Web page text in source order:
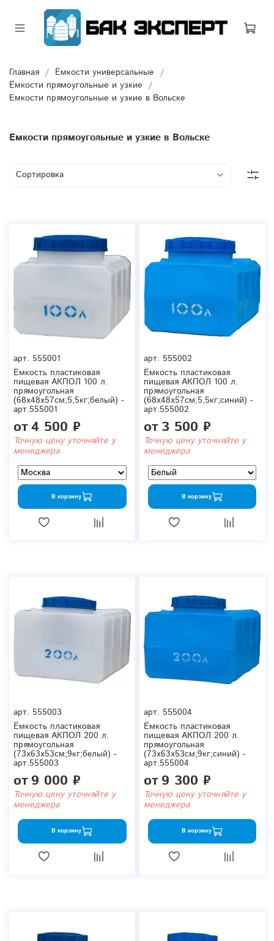
Главная
Ёмкости универсальные
Ёмкости прямоугольные и узкие
Емкости прямоугольные и узкие в Вольске
Емкости прямоугольные и узкие в Вольске
арт. 555001
Ёмкость пластиковая
пищевая АКПОЛ 100 л.
прямоугольная
(68x48x57см;5,5кг;белый) -
арт.555001
от4 500 ₽
Точную цену уточняйте у
менеджера
В корзину
арт. 555002
Ёмкость пластиковая
пищевая АКПОЛ 100 л.
прямоугольная
(68x48x57см;5,5кг;синий) -
арт.555002
от3 500 ₽
Точную цену уточняйте у
менеджера
В корзину
арт. 555003
Ёмкость пластиковая
пищевая АКПОЛ 200 л.
прямоугольная
(73x63x53см;9кг;белый) -
арт.555003
от9 000 ₽
Точную цену уточняйте у
менеджера
В корзину
арт. 555004
Ёмкость пластиковая
пищевая АКПОЛ 200 л.
прямоугольная
(73x63x53см;9кг;синий) -
арт.555004
от9 300 ₽
Точную цену уточняйте у
менеджера
В корзину